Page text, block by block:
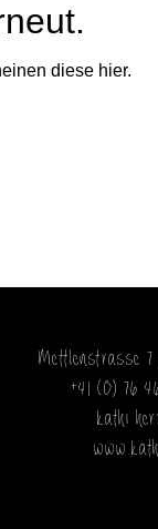
diese hier.
Mettlenstrasse
+41 (0) 76
kathi-